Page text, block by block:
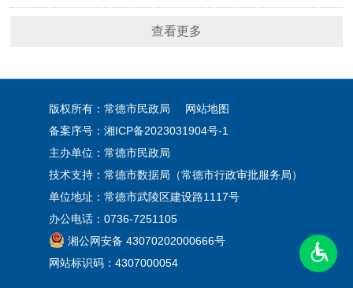
查看更多
版权所有：常德市民政局
网站地图
备案序号： 湘ICP备2023031904号-1
主办单位：常德市民政局
技术支持：常德市数据局（常德市行政审批服务局）
单位地址：常德市武陵区建设路1117号
办公电话：0736-7251105
湘公网安备 43070202000666号
网站标识码：4307000054